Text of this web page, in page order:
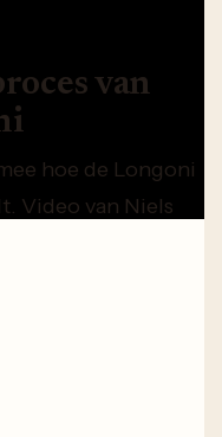
van
hoe de Longoni
Video van Niels